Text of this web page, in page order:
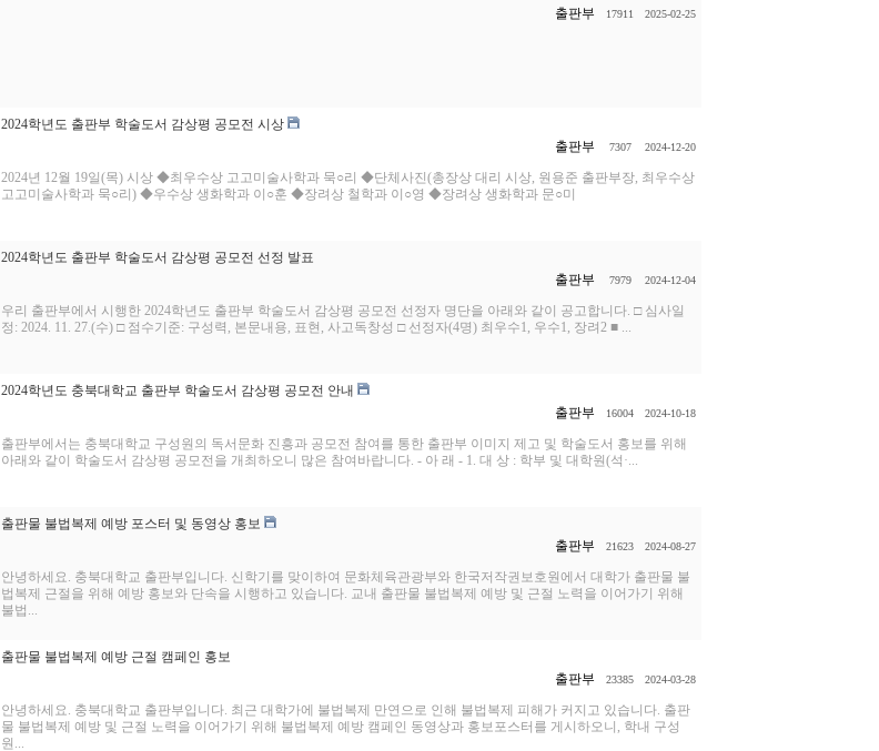
출판부
17911 2025-02-25
2024학년도 출판부 학술도서 감상평 공모전 시상
출판부
7307 2024-12-20
2024년 12월 19일(목) 시상 ◆최우수상 고고미술사학과 묵○리 ◆단체사진(총장상 대리 시상, 원용준 출판부장, 최우수상
고고미술사학과 묵○리) ◆우수상 생화학과 이○훈 ◆장려상 철학과 이○영 ◆장려상 생화학과 문○미
2024학년도 출판부 학술도서 감상평 공모전 선정 발표
출판부
7979 2024-12-04
우리 출판부에서 시행한 2024학년도 출판부 학술도서 감상평 공모전 선정자 명단을 아래와 같이 공고합니다. □ 심사일
정: 2024. 11. 27.(수) □ 점수기준: 구성력, 본문내용, 표현, 사고독창성 □ 선정자(4명) 최우수1, 우수1, 장려2 ■ ...
2024학년도 충북대학교 출판부 학술도서 감상평 공모전 안내
출판부
16004 2024-10-18
출판부에서는 충북대학교 구성원의 독서문화 진흥과 공모전 참여를 통한 출판부 이미지 제고 및 학술도서 홍보를 위해
아래와 같이 학술도서 감상평 공모전을 개최하오니 많은 참여바랍니다. - 아 래 - 1. 대 상 : 학부 및 대학원(석·...
출판물 불법복제 예방 포스터 및 동영상 홍보
출판부
21623 2024-08-27
안녕하세요. 충북대학교 출판부입니다. 신학기를 맞이하여 문화체육관광부와 한국저작권보호원에서 대학가 출판물 불
법복제 근절을 위해 예방 홍보와 단속을 시행하고 있습니다. 교내 출판물 불법복제 예방 및 근절 노력을 이어가기 위해
불법...
출판물 불법복제 예방 근절 캠페인 홍보
출판부
23385 2024-03-28
안녕하세요. 충북대학교 출판부입니다. 최근 대학가에 불법복제 만연으로 인해 불법복제 피해가 커지고 있습니다. 출판
물 불법복제 예방 및 근절 노력을 이어가기 위해 불법복제 예방 캠페인 동영상과 홍보포스터를 게시하오니, 학내 구성
원...